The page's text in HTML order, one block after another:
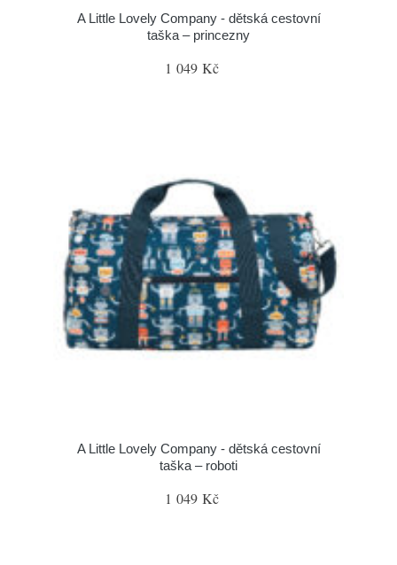
A Little Lovely Company - dětská cestovní
taška – princezny
1 049 Kč
A Little Lovely Company - dětská cestovní
taška – roboti
1 049 Kč